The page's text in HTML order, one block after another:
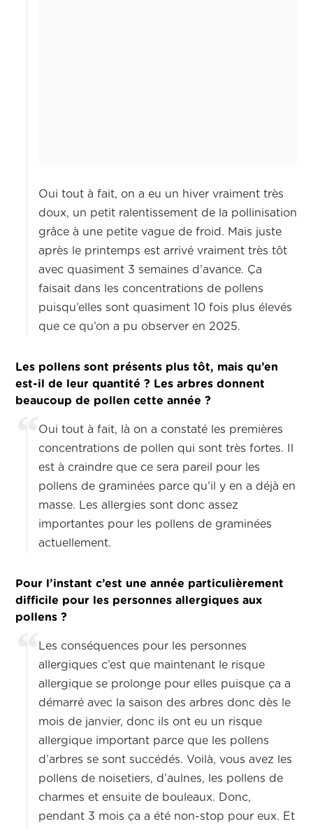
Oui tout à fait, on a eu un hiver vraiment très
doux, un petit ralentissement de la pollinisation
grâce à une petite vague de froid. Mais juste
après le printemps est arrivé vraiment très tôt
avec quasiment 3 semaines d’avance. Ça
faisait dans les concentrations de pollens
puisqu’elles sont quasiment 10 fois plus élevés
que ce qu’on a pu observer en 2025.
Les pollens sont présents plus tôt, mais qu’en
est-il de leur quantité ? Les arbres donnent
beaucoup de pollen cette année ?
Oui tout à fait, là on a constaté les premières
concentrations de pollen qui sont très fortes. Il
est à craindre que ce sera pareil pour les
pollens de graminées parce qu’il y en a déjà en
masse. Les allergies sont donc assez
importantes pour les pollens de graminées
actuellement.
Pour l’instant c’est une année particulièrement
difficile pour les personnes allergiques aux
pollens ?
Les conséquences pour les personnes
allergiques c’est que maintenant le risque
allergique se prolonge pour elles puisque ça a
démarré avec la saison des arbres donc dès le
mois de janvier, donc ils ont eu un risque
allergique important parce que les pollens
d’arbres se sont succédés. Voilà, vous avez les
pollens de noisetiers, d’aulnes, les pollens de
charmes et ensuite de bouleaux. Donc,
pendant 3 mois ça a été non-stop pour eux. Et